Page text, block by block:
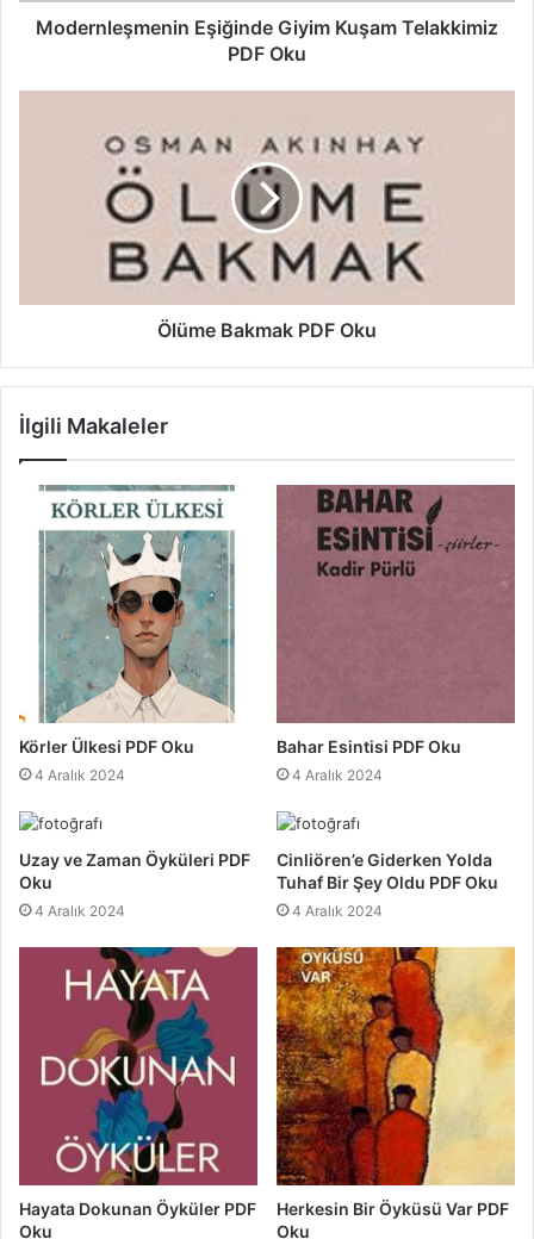
Modernleşmenin Eşiğinde Giyim Kuşam Telakkimiz
PDF Oku
Ölüme Bakmak PDF Oku
İlgili Makaleler
Körler Ülkesi PDF Oku
4 Aralık 2024
Bahar Esintisi PDF Oku
4 Aralık 2024
Uzay ve Zaman Öyküleri PDF
Oku
4 Aralık 2024
Cinliören’e Giderken Yolda
Tuhaf Bir Şey Oldu PDF Oku
4 Aralık 2024
Hayata Dokunan Öyküler PDF
Oku
Herkesin Bir Öyküsü Var PDF
Oku